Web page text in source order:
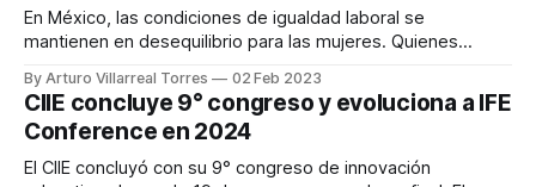
En México, las condiciones de igualdad laboral se
mantienen en desequilibrio para las mujeres. Quienes
una empresa y alcanzar un puesto de liderazgo. Según el
Instituto Mexicano para la Competitividad (IMCO), de todas
las mujeres en nuestro país, solo el 43.6%
By Arturo Villarreal Torres 02 Feb 2023
CIIE concluye 9° congreso y evoluciona a IFE
Conference en 2024
El CIIE concluyó con su 9° congreso de innovación